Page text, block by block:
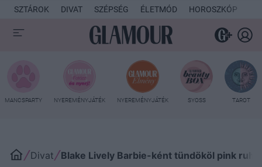
SZTÁROK DIVAT SZÉPSÉG ÉLETMÓD HOROSZKÓP
MANCSPARTY NYEREMÉNYJÁTÉK NYEREMÉNYJÁTÉK SYOSS TAROT
Divat Blake Lively Barbie-ként tündököl pink